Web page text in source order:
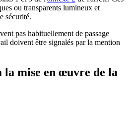
ou transparents lumineux et
sécurité.
pas habituellement de passage
doivent être signalés par la mention
la mise en œuvre de la